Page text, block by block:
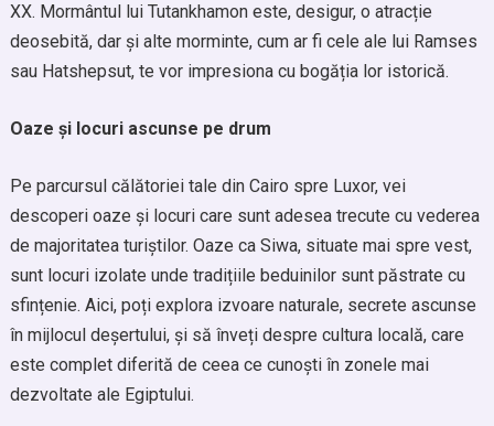
XX. Mormântul lui Tutankhamon este, desigur, o atracție
deosebită, dar și alte morminte, cum ar fi cele ale lui Ramses
sau Hatshepsut, te vor impresiona cu bogăția lor istorică.
Oaze și locuri ascunse pe drum
Pe parcursul călătoriei tale din Cairo spre Luxor, vei
descoperi oaze și locuri care sunt adesea trecute cu vederea
de majoritatea turiștilor. Oaze ca Siwa, situate mai spre vest,
sunt locuri izolate unde tradițiile beduinilor sunt păstrate cu
sfințenie. Aici, poți explora izvoare naturale, secrete ascunse
în mijlocul deșertului, și să înveți despre cultura locală, care
este complet diferită de ceea ce cunoști în zonele mai
dezvoltate ale Egiptului.